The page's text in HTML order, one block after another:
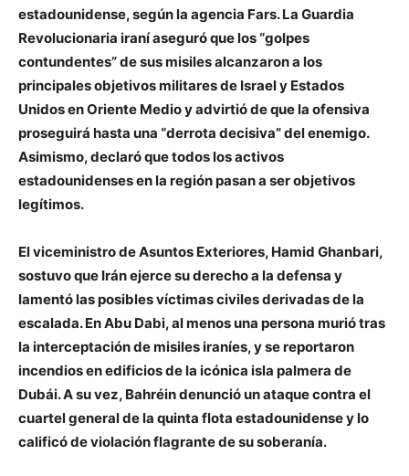
estadounidense, según la agencia Fars. La Guardia
Revolucionaria iraní aseguró que los “golpes
contundentes” de sus misiles alcanzaron a los
principales objetivos militares de Israel y Estados
Unidos en Oriente Medio y advirtió de que la ofensiva
proseguirá hasta una “derrota decisiva” del enemigo.
Asimismo, declaró que todos los activos
estadounidenses en la región pasan a ser objetivos
legítimos.
El viceministro de Asuntos Exteriores, Hamid Ghanbari,
sostuvo que Irán ejerce su derecho a la defensa y
lamentó las posibles víctimas civiles derivadas de la
escalada. En Abu Dabi, al menos una persona murió tras
la interceptación de misiles iraníes, y se reportaron
incendios en edificios de la icónica isla palmera de
Dubái. A su vez, Bahréin denunció un ataque contra el
cuartel general de la quinta flota estadounidense y lo
calificó de violación flagrante de su soberanía.